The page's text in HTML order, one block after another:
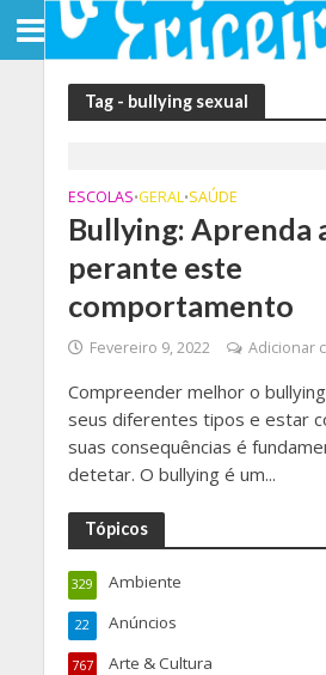
Tag - bullying sexual
ESCOLAS•GERAL•SAÚDE
Bullying: Aprenda
perante este
comportamento
Fevereiro 9, 2022 Adicionar
Compreender melhor o
seus diferentes tipos e estar
suas consequências é
detetar. O bullying é um...
Tópicos
Ambiente
329
Anúncios
22
Arte & Cultura
767